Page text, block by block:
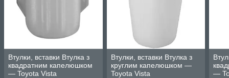
Втулки, вставки Втулка з
квадратним капелюшком
— Toyota Vista
Втулки, вставки Втулка з
круглим капелюшком —
Toyota Vista
—